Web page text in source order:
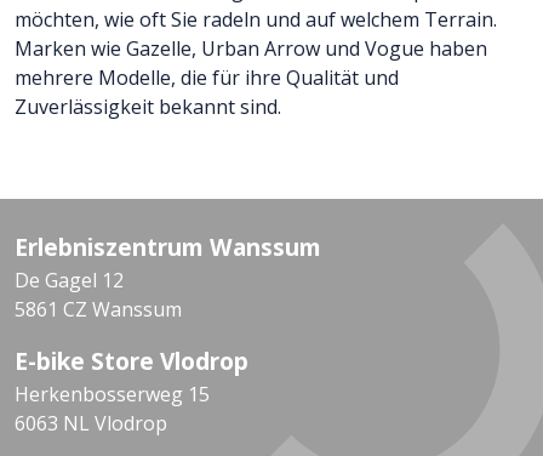
möchten, wie oft Sie radeln und auf welchem Terrain.
Marken wie Gazelle, Urban Arrow und Vogue haben
mehrere Modelle, die für ihre Qualität und
Zuverlässigkeit bekannt sind.
Erlebniszentrum Wanssum
De Gagel 12
5861 CZ Wanssum
E-bike Store Vlodrop
Herkenbosserweg 15
6063 NL Vlodrop